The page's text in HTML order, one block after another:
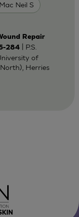
Mac Neil S
Repair
284| P.S.
of
Herries